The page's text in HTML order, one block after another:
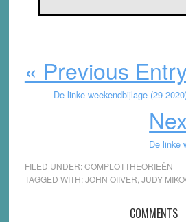
« Previous Entry
De linke weekendbijlage (29-
De linke
FILED UNDER:COMPLOTTHEORIEËN
TAGGED WITH:JOHN OIIVER JUDY
COMMENTS